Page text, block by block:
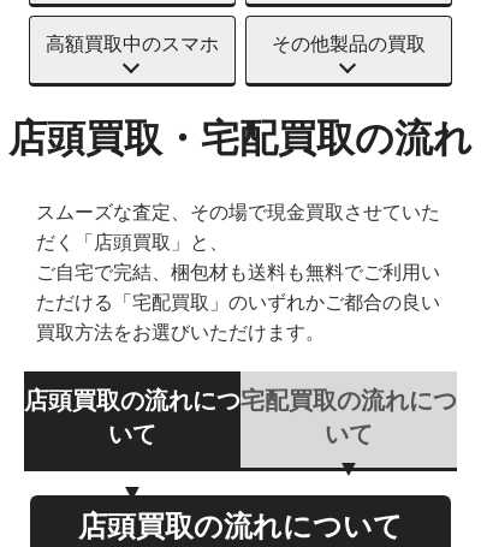
高額買取中のスマホ その他製品の買取
店頭買取・宅配買取の流れ
スムーズな査定、その場で現金買取させていた
だく「店頭買取」と、
ご自宅で完結、梱包材も送料も無料でご利用い
ただける「宅配買取」のいずれかご都合の良い
買取方法をお選びいただけます。
店頭買取の流れにつ
いて
宅配買取の流れにつ
いて
店頭買取の流れについて